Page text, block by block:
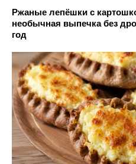
Ржаные лепёшки с
необычная выпечка без
год